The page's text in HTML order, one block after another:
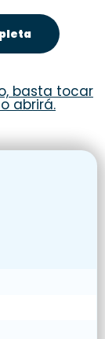
basta tocar
abrirá.